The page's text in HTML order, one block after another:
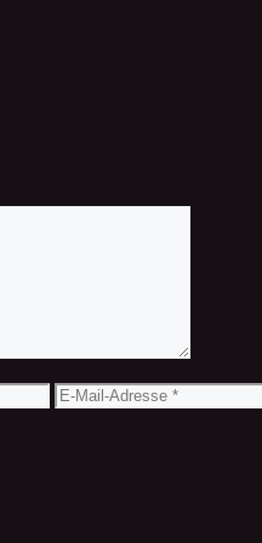
E-
Mail-